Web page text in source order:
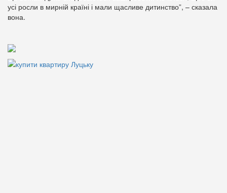
усі росли в мирній країні і мали щасливе дитинство”, – сказала
вона.